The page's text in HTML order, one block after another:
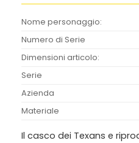
Nome personaggio:
Numero di Serie
Dimensioni articolo:
Serie
Azienda
Materiale
Il casco dei Texans e